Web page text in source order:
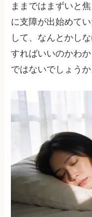
ままではまずいと
に支障が出始めて
して、なんとかし
すればいいのかわ
ではないでしょうか